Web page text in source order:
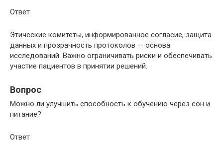
Ответ
Этические комитеты, информированное согласие, защита
данных и прозрачность протоколов — основа
исследований. Важно ограничивать риски и обеспечивать
участие пациентов в принятии решений.
Вопрос
Можно ли улучшить способность к обучению через сон и
питание?
Ответ